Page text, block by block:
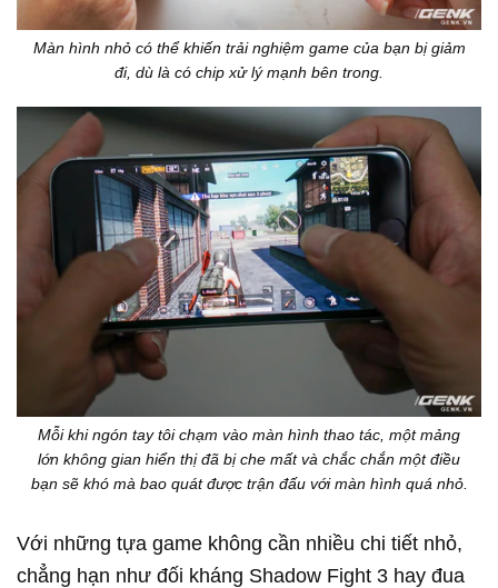
Màn hình nhỏ có thể khiến trải nghiệm game của bạn bị giảm
đi, dù là có chip xử lý mạnh bên trong.
Mỗi khi ngón tay tôi chạm vào màn hình thao tác, một mảng
lớn không gian hiển thị đã bị che mất và chắc chắn một điều
bạn sẽ khó mà bao quát được trận đấu với màn hình quá nhỏ.
Với những tựa game không cần nhiều chi tiết nhỏ,
chẳng hạn như đối kháng Shadow Fight 3 hay đua